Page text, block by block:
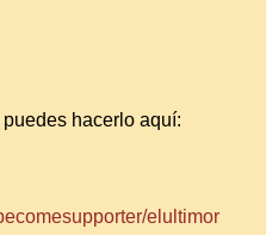
hacerlo aquí:
elultimor